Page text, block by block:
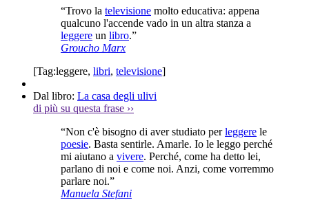
“Trovo la televisione molto educativa: appena
qualcuno l'accende vado in un altra stanza a
leggere un libro.”
Groucho Marx
[Tag:leggere, libri, televisione]
Dal libro: La casa degli ulivi
di più su questa frase ››
“Non c'è bisogno di aver studiato perleggere le
poesie. Basta sentirle. Amarle. Io le leggo perché
mi aiutano a vivere. Perché, come ha detto lei,
parlano di noi e come noi. Anzi, come vorremmo
parlare noi.”
Manuela Stefani